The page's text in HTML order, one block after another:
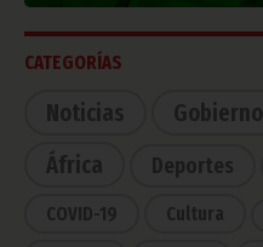
CATEGORÍAS
Noticias Gobierno
África
Deportes
COVID-19 Cultura